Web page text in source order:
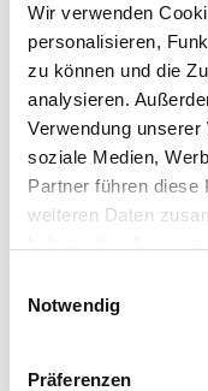
Wir verwenden
personalisieren,
zu können und die
analysieren.
Verwendung
soziale Medien,
Partner führen diese
weiteren Daten
Notwendig
Präferenzen
loadingjobninja.com